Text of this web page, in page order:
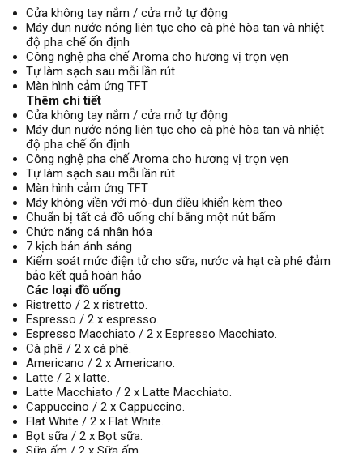
Cửa không tay nắm / cửa mở tự động
Máy đun nước nóng liên tục cho cà phê hòa tan và nhiệt
độ pha chế ổn định
Công nghệ pha chế Aroma cho hương vị trọn vẹn
Tự làm sạch sau mỗi lần rút
Màn hình cảm ứng TFT
Thêm chi tiết
Cửa không tay nắm / cửa mở tự động
Máy đun nước nóng liên tục cho cà phê hòa tan và nhiệt
độ pha chế ổn định
Công nghệ pha chế Aroma cho hương vị trọn vẹn
Tự làm sạch sau mỗi lần rút
Màn hình cảm ứng TFT
Máy không viền với mô-đun điều khiển kèm theo
Chuẩn bị tất cả đồ uống chỉ bằng một nút bấm
Chức năng cá nhân hóa
7 kịch bản ánh sáng
Kiểm soát mức điện tử cho sữa, nước và hạt cà phê đảm
bảo kết quả hoàn hảo
Các loại đồ uống
Ristretto / 2 x ristretto.
Espresso / 2 x espresso.
Espresso Macchiato / 2 x Espresso Macchiato.
Cà phê / 2 x cà phê.
Americano / 2 x Americano.
Latte / 2 x latte.
Latte Macchiato / 2 x Latte Macchiato.
Cappuccino / 2 x Cappuccino.
Flat White / 2 x Flat White.
Bọt sữa / 2 x Bọt sữa.